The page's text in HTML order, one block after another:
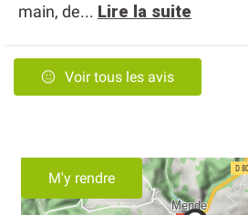
main, de... Lire la suite
Voir tous les avis
M'y rendre